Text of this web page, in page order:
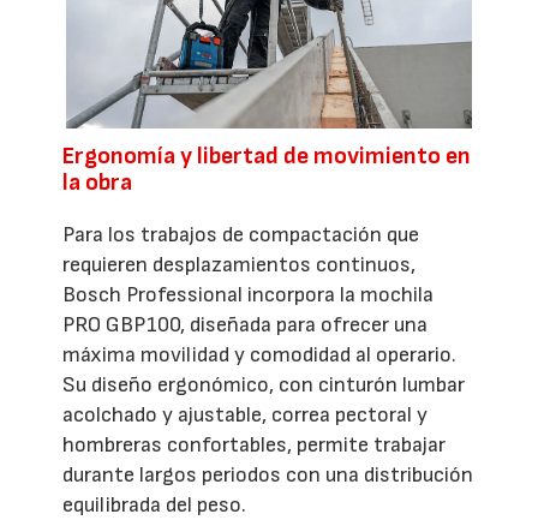
Ergonomía y libertad de movimiento en
la obra
Para los trabajos de compactación que
requieren desplazamientos continuos,
Bosch Professional incorpora la mochila
PRO GBP100, diseñada para ofrecer una
máxima movilidad y comodidad al operario.
Su diseño ergonómico, con cinturón lumbar
acolchado y ajustable, correa pectoral y
hombreras confortables, permite trabajar
durante largos periodos con una distribución
equilibrada del peso.